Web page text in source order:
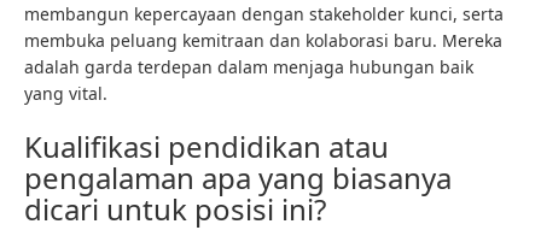
membangun kepercayaan dengan stakeholder kunci, serta
membuka peluang kemitraan dan kolaborasi baru. Mereka
adalah garda terdepan dalam menjaga hubungan baik
yang vital.
Kualifikasi pendidikan atau
pengalaman apa yang biasanya
dicari untuk posisi ini?